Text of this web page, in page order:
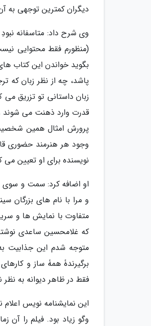
دیگران کمترین توجهی به
وی شرح داد: متاسفانه
(منظورم فقط محتوایی
بگوید خواندن این کتاب
پاشد، چه از نظر زبان که
زبان داستانی تو تزریق
قدرت وارد ذهنت می شوند
پرورش امثال همین
وجود هر هنرمند حضوری
نویسنده برای او تعیین می
او اضافه کرد: سمت و سوی
و مرا با نام های بزرگان
متفاوت با نمایش ها و
که غلامحسین ساعدی
متوجه شدم این جذابیت
برگیرندۀ همۀ ساز و
فقط در ظاهر دیوانه به
وگو زیاد بود. فیلم را آن